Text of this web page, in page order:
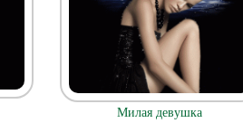
Милая девушка